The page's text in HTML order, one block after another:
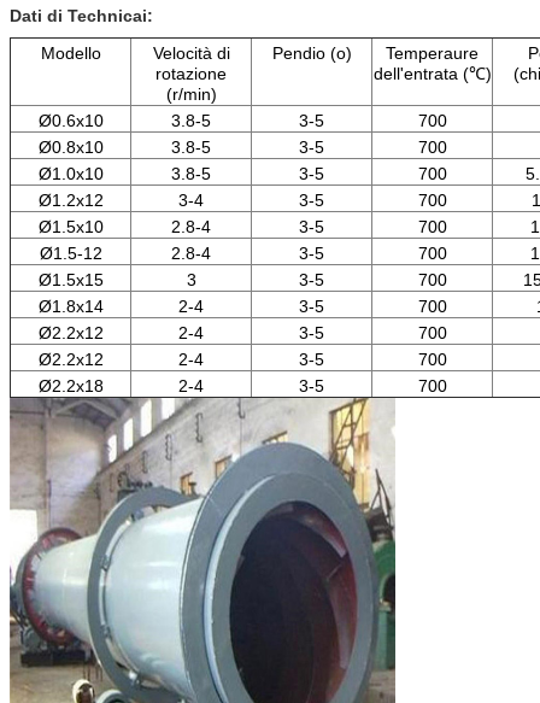
Dati di Technicai:
Modello
Velocità di
rotazione
(r/min)
Pendio (o)
Temperaure
dell'entrata (℃)
Ø0.6x10 3.8-5 3-5
700
Ø0.8x10
3.8-5 3-5
700
Ø1.0x10
3.8-5 3-5 700
Ø1.2x12
3-4 3-5 700
Ø1.5x10
2.8-4 3-5 700
Ø1.5-12
2.8-4 3-5 700
Ø1.5x15
3 3-5 700
Ø1.8x14
2-4 3-5 700
Ø2.2x12
2-4 3-5
700
Ø2.2x12
2-4 3-5
700
Ø2.2x18
2-4 3-5 700